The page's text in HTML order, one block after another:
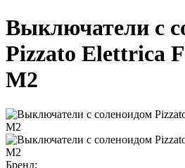
Выключатели с
Pizzato Elettrica
M2
Бренд: